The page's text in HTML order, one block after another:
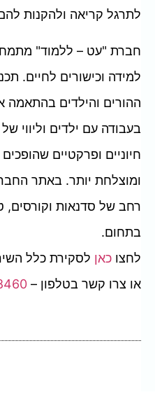
לתרגל קריאה ולהקנות
חברת "עט – ללמוד"
למידה וכישורים לחיים.
ההורים והילדים בהתאמה
בעבודה עם ילדים וליווי
חיוניים ופרקטיים
ומוצלחת יותר. באתר
רחב של סדנאות וקורסים,
בתחום.
לחצו כאן לסקירת כלל
או צרו קשר בטלפון –